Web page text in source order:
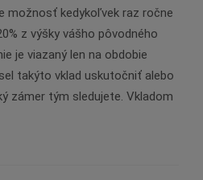
možnosť kedykoľvek raz ročne
z výšky vášho pôvodného
je viazaný len na obdobie
takýto vklad uskutočniť alebo
zámer tým sledujete. Vkladom